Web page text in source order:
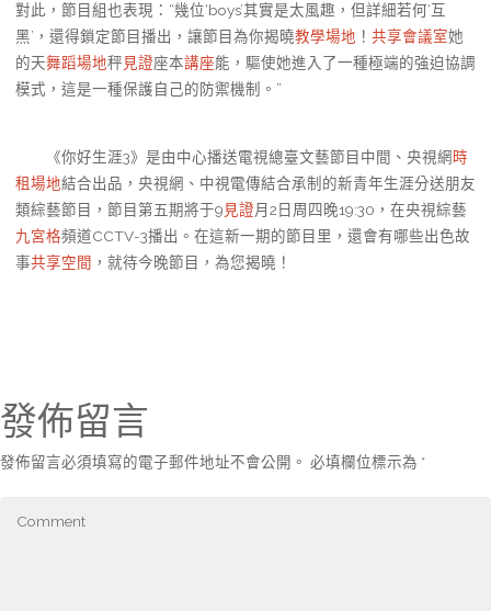
對此，節目組也表現：“幾位‘boys’其實是太風趣，但詳細若何‘互
黑’，還得鎖定節目播出，讓節目為你揭曉教學場地 ！ 共享會議室她
的天舞蹈場地秤見證座本講座能，驅使她進入了一種極端的強迫協調
模式，這是一種保護自己的防禦機制。”
《你好生涯3》是由中心播送電視總臺文藝節目中間、央視網時
租場地結合出品，央視網、中視電傳結合承制的新青年生涯分送朋友
類綜藝節目，節目第五期將于9見證月2日周四晚19:30，在央視綜藝
九宮格頻道CCTV-3播出。在這新一期的節目里，還會有哪些出色故
事共享空間 ，就待今晚節目，為您揭曉！
發佈留言
發佈留言必須填寫的電子郵件地址不會公開。 必填欄位標示為 *